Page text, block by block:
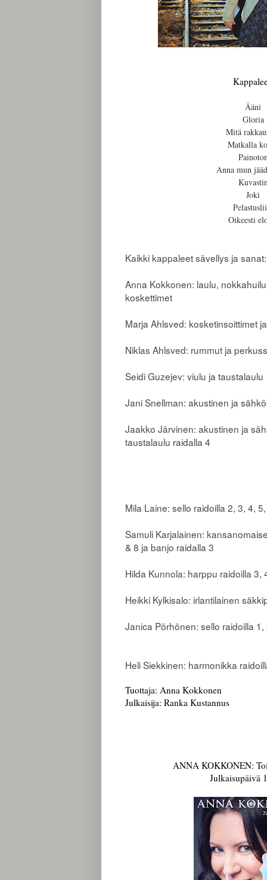
Ääni
Gloria
Mitä
Matkalla
Anna mun
Joki
Oikeesti
Kaikki kappaleet sävellys ja
Anna Kokkonen: laulu,
koskettimet
Marja Ahlsved: kosketinsoittimet
Niklas Ahlsved: rummut ja
Seidi Guzejev: viulu ja taustalaulu
Jani Snellman: akustinen ja
Jaakko Järvinen: akustinen ja
taustalaulu raidalla 4
Mila Laine: sello raidoilla 2, 3, 4,
Samuli Karjalainen:
& 8 ja banjo raidalla 3
Hilda Kunnola: harppu raidoilla 3,
Heikki Kylkisalo: irlantilainen
Janica Pörhönen: sello raidoilla 1,
Heli Siekkinen: harmonikka
Tuottaja: Anna Kokkonen
Julkaisija: Ranka Kustannus
ANNA KOKKONEN:
Julkaisupäivä